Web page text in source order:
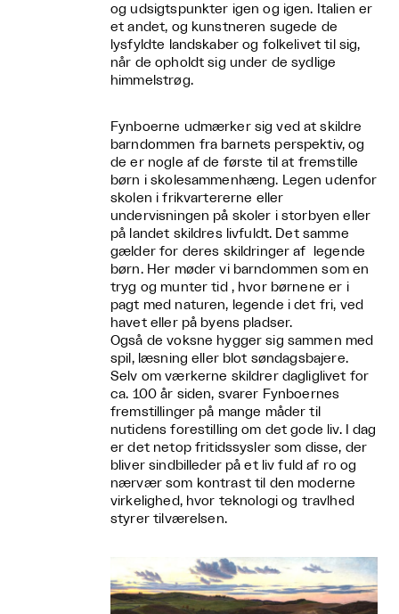
og udsigtspunkter igen og igen. Italien er
et andet, og kunstneren sugede de
lysfyldte landskaber og folkelivet til sig,
når de opholdt sig under de sydlige
himmelstrøg.
Fynboerne udmærker sig ved at skildre
barndommen fra barnets perspektiv, og
de er nogle af de første til at fremstille
børn i skolesammenhæng. Legen udenfor
skolen i frikvartererne eller
undervisningen på skoler i storbyen eller
på landet skildres livfuldt. Det samme
gælder for deres skildringer af legende
børn. Her møder vi barndommen som en
tryg og munter tid , hvor børnene er i
pagt med naturen, legende i det fri, ved
havet eller på byens pladser.
Også de voksne hygger sig sammen med
spil, læsning eller blot søndagsbajere.
Selv om værkerne skildrer dagliglivet for
ca. 100 år siden, svarer Fynboernes
fremstillinger på mange måder til
nutidens forestilling om det gode liv. I dag
er det netop fritidssysler som disse, der
bliver sindbilleder på et liv fuld af ro og
nærvær som kontrast til den moderne
virkelighed, hvor teknologi og travlhed
styrer tilværelsen.